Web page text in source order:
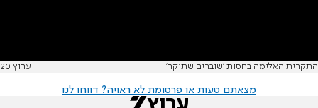
התקרית האלימה בחסות 'שוברים שתיקה' ערוץ 20
מצאתם טעות או פרסומת לא ראויה? דווחו לנו